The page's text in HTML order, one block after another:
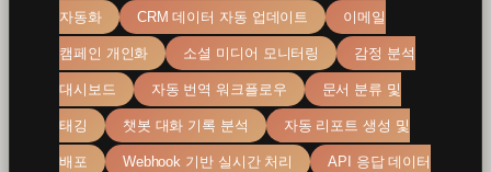
자동화 CRM 데이터 자동 업데이트 이메일
캠페인 개인화 소셜 미디어 모니터링 감정 분석
대시보드 자동 번역 워크플로우 문서 분류 및
태깅 챗봇 대화 기록 분석 자동 리포트 생성 및
배포 Webhook 기반 실시간 처리 API 응답 데이터